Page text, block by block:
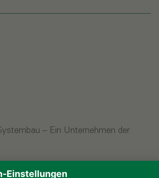
– Ein Unternehmen der